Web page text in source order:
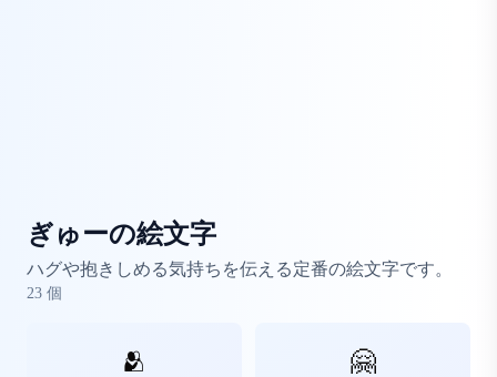
ぎゅーの絵文字
ハグや抱きしめる気持ちを伝える定番の絵文字です。
23 個
🫂 🤗